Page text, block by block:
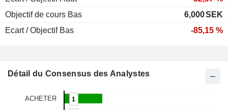
Objectif de cours Bas
6,000SEK
Ecart / Objectif Bas
-85,15 %
Détail du Consensus des Analystes